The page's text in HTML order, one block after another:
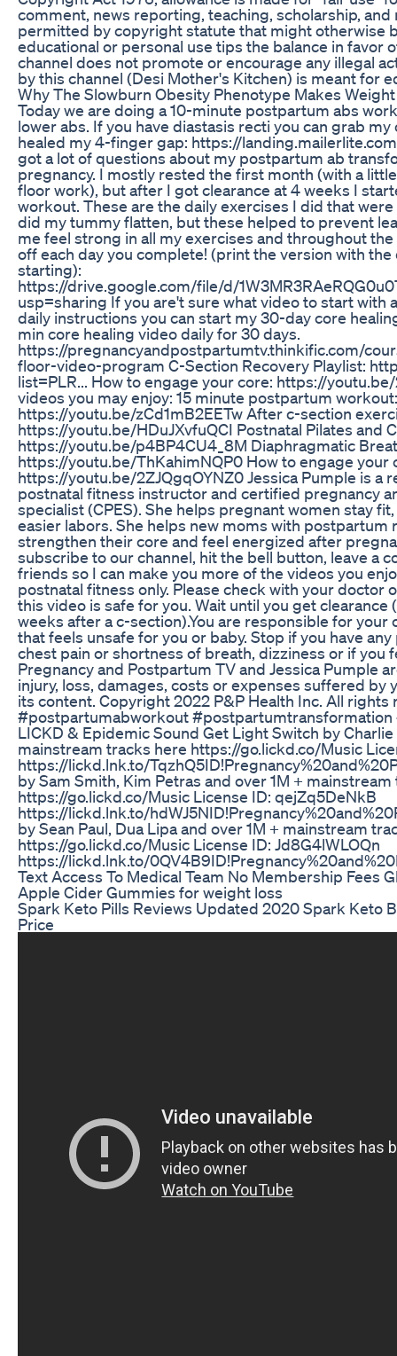
comment, news reporting, teaching, scholarship, and
permitted by copyright statute that might otherwise
educational or personal use tips the balance in favor
channel does not promote or encourage any illegal
by this channel (Desi Mother's Kitchen) is meant for
Why The Slowburn Obesity Phenotype Makes
Today we are doing a 10-minute postpartum abs
lower abs. If you have diastasis recti you can grab
healed my 4-finger gap: https://
got a lot of questions about my postpartum ab
pregnancy. I mostly rested the first month (with a
floor work), but after I got clearance at 4 weeks I
workout. These are the daily exercises I did that
did my tummy flatten, but these helped to prevent
me feel strong in all my exercises and throughout
off each day you complete! (print the version with the
starting):
https://drive.google.com/file/d/
usp=sharing If you are't sure what video to start with
daily instructions you can start my 30-day core
min core healing video daily for 30 days.
https://pregnancyandpostpartumtv.thinkific.com/
floor-video-program C-Section Recovery Playlist:
list=PLR... How to engage your core: https://
videos you may enjoy: 15 minute postpartum workout:
https://youtu.be/zCd1mB2EETw After c-section
https://youtu.be/HDuJXvfuQCI Postnatal Pilates and
https://youtu.be/p4BP4CU4_8M Diaphragmatic
https://youtu.be/ThKahimNQP0 How to engage your
https://youtu.be/2ZJQgqOYNZ0 Jessica Pumple is a
postnatal fitness instructor and certified pregnancy
specialist (CPES). She helps pregnant women stay
easier labors. She helps new moms with postpartum
strengthen their core and feel energized after
subscribe to our channel, hit the bell button, leave a
friends so I can make you more of the videos you
postnatal fitness only. Please check with your doctor
this video is safe for you. Wait until you get
weeks after a c-section).You are responsible for your
that feels unsafe for you or baby. Stop if you have
chest pain or shortness of breath, dizziness or if you
Pregnancy and Postpartum TV and Jessica Pumple
injury, loss, damages, costs or expenses suffered by
its content. Copyright 2022 P&P Health Inc. All rights
#postpartumabworkout
LICKD & Epidemic Sound Get Light Switch by
mainstream tracks here https://go.lickd.co/Music
https://lickd.lnk.to/
by Sam Smith, Kim Petras and over 1M +
https://go.lickd.co/Music License ID: qejZq5DeNkB
https://lickd.lnk.to/
by Sean Paul, Dua Lipa and over 1M + mainstream
https://go.lickd.co/Music License ID: Jd8G4lWLOQn
https://lickd.lnk.to/
Text Access To Medical Team No Membership Fees
Apple Cider Gummies for weight loss
Spark Keto Pills Reviews Updated 2020 Spark Keto
Price